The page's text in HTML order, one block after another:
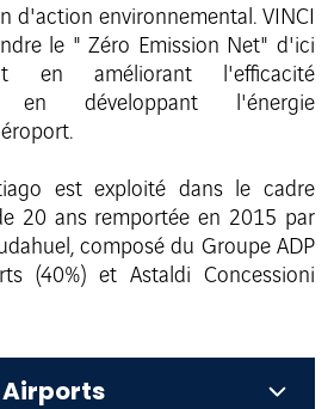
d'action environnemental. VINCI
le " Zéro Emission Net" d'ici
en améliorant l'efficacité
développant l'énergie
est exploité dans le cadre
20 ans remportée en 2015 par
composé du Groupe ADP
(40%) et Astaldi Concessioni
Airports